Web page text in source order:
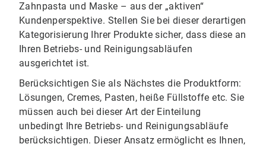
Zahnpasta und Maske – aus der „aktiven“
Kundenperspektive. Stellen Sie bei dieser derartigen
Kategorisierung Ihrer Produkte sicher, dass diese an
Ihren Betriebs- und Reinigungsabläufen
ausgerichtet ist.
Berücksichtigen Sie als Nächstes die Produktform:
Lösungen, Cremes, Pasten, heiße Füllstoffe etc. Sie
müssen auch bei dieser Art der Einteilung
unbedingt Ihre Betriebs- und Reinigungsabläufe
berücksichtigen. Dieser Ansatz ermöglicht es Ihnen,